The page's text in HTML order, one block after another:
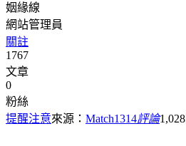
姻緣線
網站管理員
關註
1767
文章
0
粉絲
提醒注意來源： Match1314評論1,028